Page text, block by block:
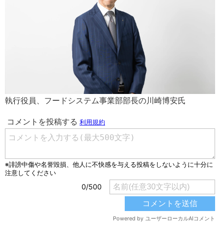
執行役員、フードシステム事業部部長の川崎博安氏